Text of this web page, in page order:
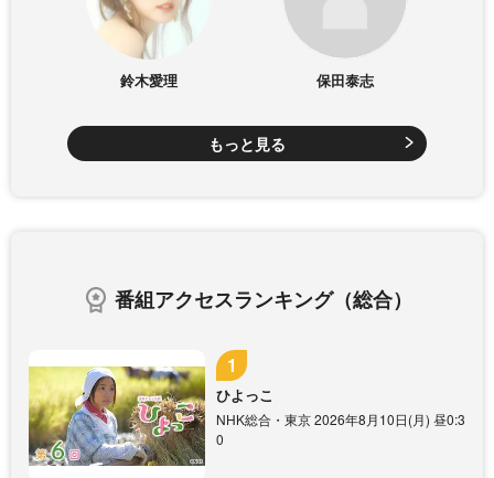
鈴木愛理 保田泰志
もっと見る
番組アクセスランキング（総合）
ひよっこ
NHK総合・東京 2026年8月10日(月) 昼0:3
0